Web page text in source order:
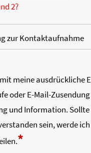
2?
zur Kontaktaufnahme
meine ausdrückliche
oder E-Mail-
und Information.
sein, werde
*